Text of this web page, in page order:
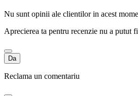
Nu sunt opinii ale clientilor in acest
Aprecierea ta pentru recenzie nu a putut
Da
Reclama un comentariu